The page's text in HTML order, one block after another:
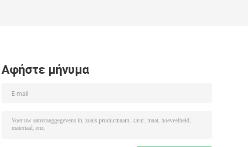
Αφήστε μήνυμα